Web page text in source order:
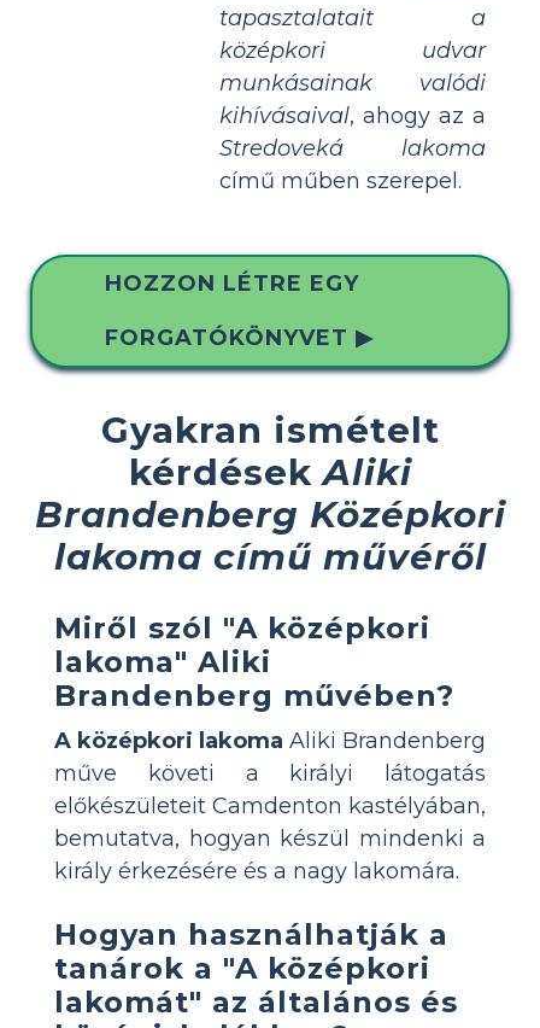
tapasztalatait a
középkori udvar
munkásainak valódi
kihívásaival, ahogy az a
Stredoveká lakoma
című műben szerepel.
HOZZON LÉTRE EGY
FORGATÓKÖNYVET ▶
Gyakran ismételt
kérdésekAliki
Brandenberg Középkori
lakoma című művéről
Miről szól "A középkori
lakoma" Aliki
Brandenberg művében?
A középkori lakoma Aliki Brandenberg
műve követi a királyi látogatás
előkészületeit Camdenton kastélyában,
bemutatva, hogyan készül mindenki a
király érkezésére és a nagy lakomára.
Hogyan használhatják a
tanárok a "A középkori
lakomát" az általános és